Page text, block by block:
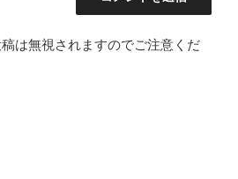
は無視されますのでご注意くだ